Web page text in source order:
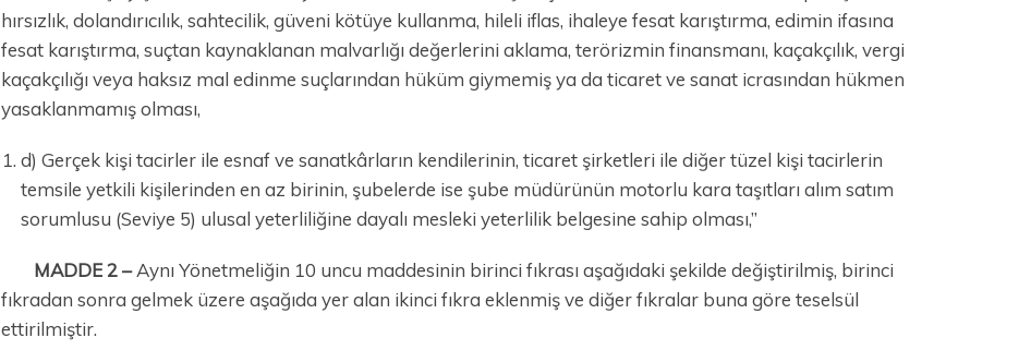
hırsızlık, dolandırıcılık, sahtecilik, güveni kötüye kullanma, hileli iflas, ihaleye fesat karıştırma, edimin ifasına
fesat karıştırma, suçtan kaynaklanan malvarlığı değerlerini aklama, terörizmin finansmanı, kaçakçılık, vergi
kaçakçılığı veya haksız mal edinme suçlarından hüküm giymemiş ya da ticaret ve sanat icrasından hükmen
yasaklanmamış olması,
d) Gerçek kişi tacirler ile esnaf ve sanatkârların kendilerinin, ticaret şirketleri ile diğer tüzel kişi tacirlerin
temsile yetkili kişilerinden en az birinin, şubelerde ise şube müdürünün motorlu kara taşıtları alım satım
sorumlusu (Seviye 5) ulusal yeterliliğine dayalı mesleki yeterlilik belgesine sahip olması,”
MADDE 2 –Aynı Yönetmeliğin 10 uncu maddesinin birinci fıkrası aşağıdaki şekilde değiştirilmiş, birinci
fıkradan sonra gelmek üzere aşağıda yer alan ikinci fıkra eklenmiş ve diğer fıkralar buna göre teselsül
ettirilmiştir.